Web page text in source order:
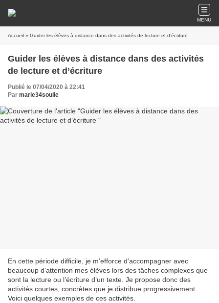
MENU
Accueil » Guider les élèves à distance dans des activités de lecture et d’écriture
Guider les élèves à distance dans des activités
de lecture et d’écriture
Publié le 07/04/2020 à 22:41
Par marie34soulie
En cette période difficile, je m’efforce d’accompagner avec
beaucoup d’attention mes élèves lors des tâches complexes que
sont la lecture ou l’écriture d’un texte. Je propose donc des
activités courtes, concrètes que je distribue progressivement.
Voici quelques exemples de ces activités.